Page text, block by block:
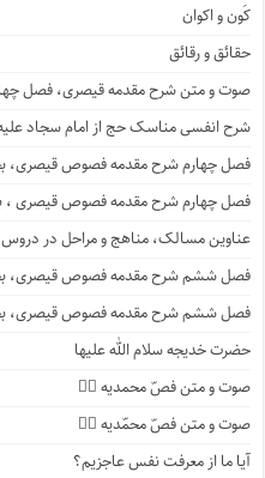
کَون و اکوان
حقائق و رقائق
صوت و متن شرح مقدمه قیصری، فصل
شرح انفسی مناسک حج از امام سجاد
فصل چهارم شرح مقدمه فصوص
فصل چهارم شرح مقدمه فصوص قیصری
عناوین مسالک، مناهج و مراحل در دروس
فصل ششم شرح مقدمه فصوص قیصری،
فصل ششم شرح مقدمه فصوص قیصری،
حضرت خدیجه سلام الله علیها
صوت و متن فصّ محمدیه ۴️⃣
صوت و متن فصّ محمّدیه ۳️⃣
آیا ما از معرفت نفس عاجزیم؟